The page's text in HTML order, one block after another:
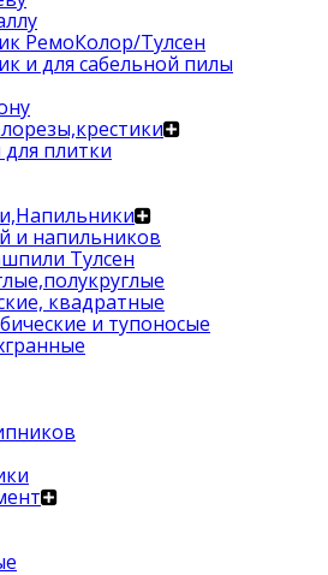
РемоКолор/Тулсен
и для сабельной пилы
плитки
и напильников
Тулсен
квадратные
и тупоносые